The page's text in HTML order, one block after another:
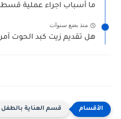
ما أسباب اجراء عملية
منذ بضع سنوات
هل تقديم زيت كبد الحوت
قسم العناية بالطفل